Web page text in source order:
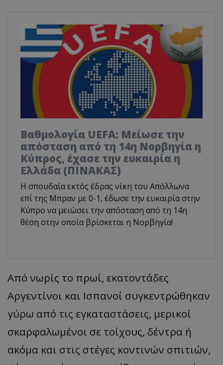
Βαθμολογία UEFA: Μείωσε την
απόσταση από τη 14η Νορβηγία η
Κύπρος, έχασε την ευκαιρία η
Ελλάδα (ΠΙΝΑΚΑΣ)
Η σπουδαία εκτός έδρας νίκη του Απόλλωνα
επί της Μπραν με 0-1, έδωσε την ευκαιρία στην
Κύπρο να μειώσει την απόσταση από τη 14η
θέση στην οποία βρίσκεται η Νορβηγία!
Από νωρίς το πρωί, εκατοντάδες
Αργεντίνοι και Ισπανοί συγκεντρώθηκαν
γύρω από τις εγκαταστάσεις, μερικοί
σκαρφαλωμένοι σε τοίχους, δέντρα ή
ακόμα και στις στέγες κοντινών σπιτιών,